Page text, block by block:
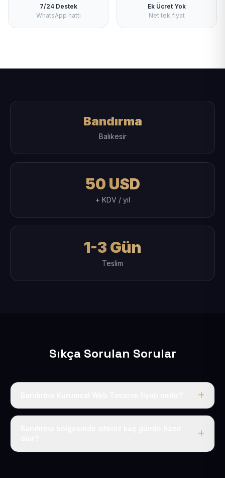
7/24 Destek
WhatsApp hattı
Ek Ücret Yok
Net tek fiyat
Bandırma
Balıkesir
50 USD
+ KDV / yıl
1-3 Gün
Teslim
Sıkça Sorulan Sorular
Tek fiyat uygulanır: yıllık 50 USD + KDV. Bu bedele alan